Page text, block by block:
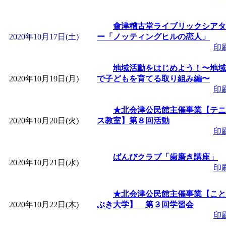
2020年10月17日(土)
會津稽古堂ライブリックシアタ
ー「ノッティングヒルの恋人」
印
2020年10月19日(月)
地域活動をはじめよう！〜地域
で子どもを育てる取り組み編〜
印
2020年10月20日(火)
★北会津公民館主催事業【テニ
ス教室】第８回活動
印
2020年10月21日(水)
ばんびクラブ「歯磨き講座」
印
2020年10月22日(木)
★北会津公民館主催事業【こと
ぶき大学】 第３回学習会
印